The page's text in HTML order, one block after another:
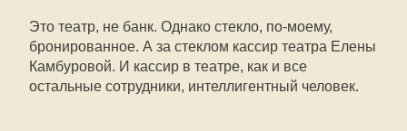
Это театр, не банк. Однако стекло, по-моему,
бронированное. А за стеклом кассир театра Елены
Камбуровой. И кассир в театре, как и все
остальные сотрудники, интеллигентный человек.